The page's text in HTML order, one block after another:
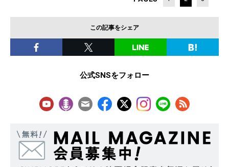
この記事をシェア
公式SNSをフォロー